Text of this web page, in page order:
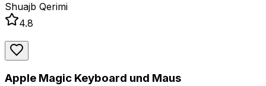
Shuajb Qerimi
4.8
Apple Magic Keyboard und Maus